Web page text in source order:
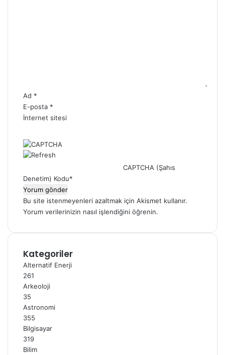
Ad *
E-posta *
İnternet sitesi
CAPTCHA (Şahıs
Denetim) Kodu*
Bu site istenmeyenleri azaltmak için Akismet kullanır.
Yorum verilerinizin nasıl işlendiğini öğrenin.
Kategoriler
Alternatif Enerji
261
Arkeoloji
35
Astronomi
355
Bilgisayar
319
Bilim